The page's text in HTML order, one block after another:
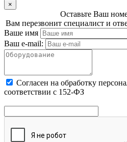
×
Оставьте Ваш
Вам перезвонит специалист и
Ваше имя
Ваш e-mail:
Cогласен на обработку
соответствии с 152-ФЗ